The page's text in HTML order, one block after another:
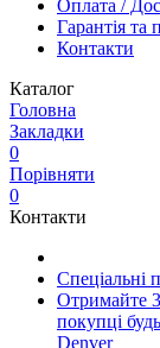
Оплата /
Гарантія та
Контакти
Каталог
Головна
Закладки
0
Порівняти
0
Контакти
Спеціальні
Отримайте
покупці
Denver